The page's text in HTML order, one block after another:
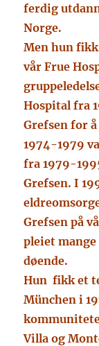
ferdig
Norge.
Men hun
vår Frue
Hospital fra
Grefsen for
1974-1979
fra 1979-
Grefsen. I
Grefsen på
pleiet
døende.
Hun fikk et
München i
Villa og